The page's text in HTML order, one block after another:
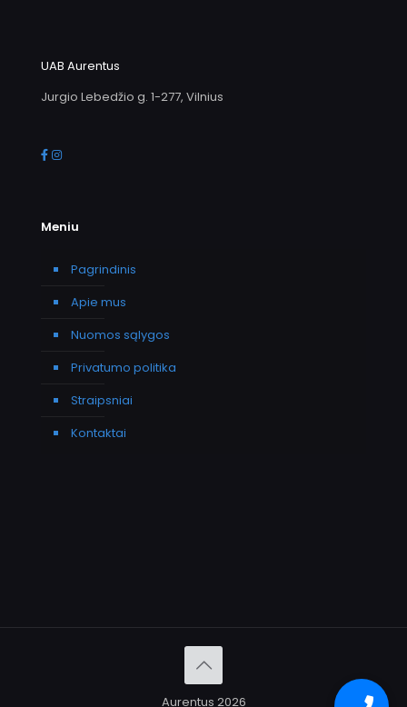
UAB Aurentus
Jurgio Lebedžio g. 1-277, Vilnius
Meniu
Pagrindinis
Apie mus
Nuomos sąlygos
Privatumo politika
Straipsniai
Kontaktai
Aurentus 2026